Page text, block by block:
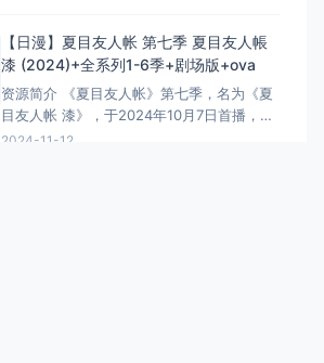
配合到身体的姿态，都交代得明明白白。而
且她的动作特别标准，无论是高难度的倒立
还是优雅的伸展，
【日漫】夏目友人帐 第七季 夏目友人帳
漆 (2024)+全系列1-6季+剧场版+ova
资源简介 《夏目友人帐》第七季，名为《夏
目友人帐 漆》，于2024年10月7日首播，延
续了系列的经典，深受观众喜爱。这部作品
2024-11-12